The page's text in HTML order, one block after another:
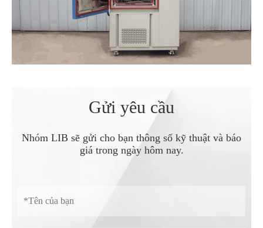
Gửi yêu cầu
Nhóm LIB sẽ gửi cho bạn thông số kỹ thuật và báo
giá trong ngày hôm nay.